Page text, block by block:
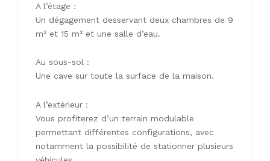
A l’étage :
Un dégagement desservant deux chambres de 9
m² et 15 m² et une salle d’eau.
Au sous-sol :
Une cave sur toute la surface de la maison.
A l’extérieur :
Vous profiterez d’un terrain modulable
permettant différentes configurations, avec
notamment la possibilité de stationner plusieurs